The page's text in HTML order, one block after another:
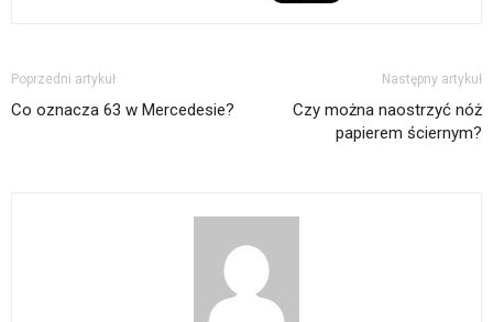
Poprzedni artykuł
Co oznacza 63 w Mercedesie?
Następny artykuł
Czy można naostrzyć nóż
papierem ściernym?